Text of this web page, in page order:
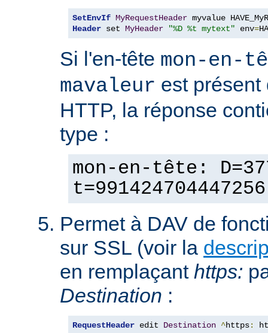
SetEnvIf MyRequestHeader
Header set MyHeader "%D %t mytext" env=
Si l'en-tête mon-en-
mavaleur est présent
HTTP, la réponse
type :
mon-en-tête:
Permet à DAV de
sur SSL (voir la
en remplaçant https:
Destination :
RequestHeader edit Destination ^https: